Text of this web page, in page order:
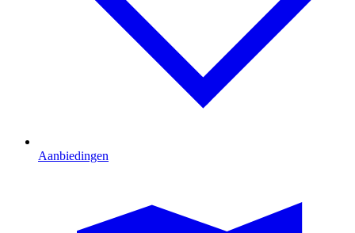
Aanbiedingen